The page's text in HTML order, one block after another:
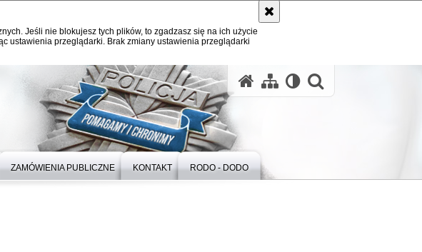
Jeśli nie blokujesz tych plików, to zgadzasz się na ich użycie
ustawienia przeglądarki. Brak zmiany ustawienia przeglądarki
ZAMÓWIENIA PUBLICZNE KONTAKT RODO - DODO